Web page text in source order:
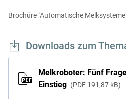
Brochüre "Automatische
Downloads zum
Melkroboter: Fünf
Einstieg
PDF 191,87 kB